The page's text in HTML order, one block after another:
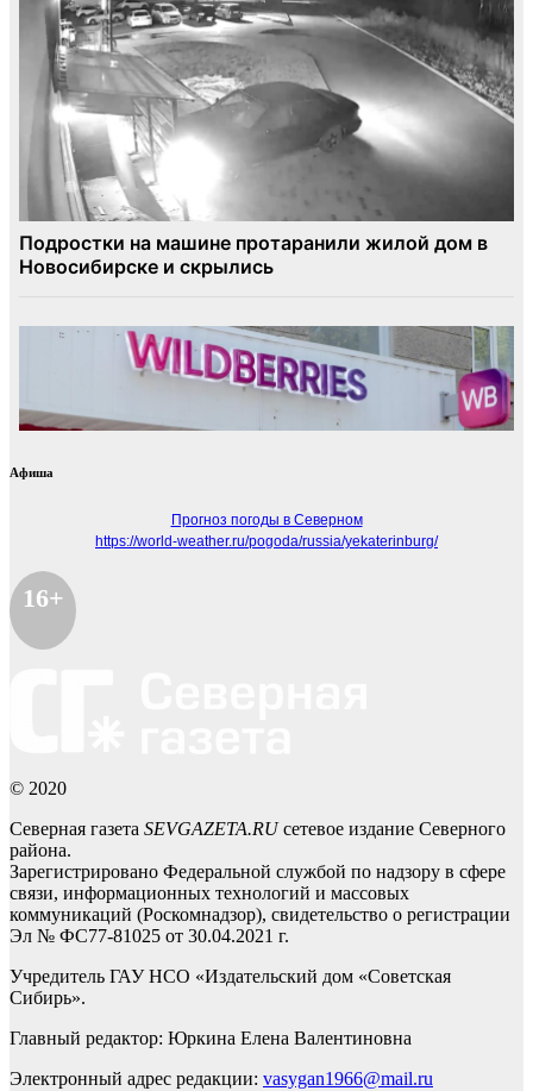
Афиша
Прогноз погоды в Северном
https://world-weather.ru/pogoda/russia/yekaterinburg/
16+
© 2020
Северная газета SEVGAZETA.RUсетевое издание Северного
района.
Зарегистрировано Федеральной службой по надзору в сфере
связи, информационных технологий и массовых
коммуникаций (Роскомнадзор), свидетельство о регистрации
Эл № ФС77-81025 от 30.04.2021 г.
Учредитель ГАУ НСО «Издательский дом «Советская
Сибирь».
Главный редактор: Юркина Елена Валентиновна
Электронный адрес редакции: vasygan1966@mail.ru